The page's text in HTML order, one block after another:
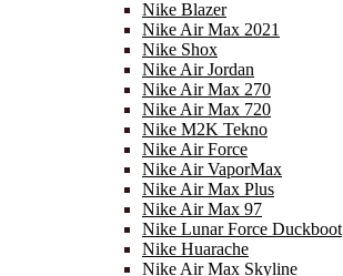
Nike Blazer
Nike Air Max 2021
Nike Shox
Nike Air Jordan
Nike Air Max 270
Nike Air Max 720
Nike M2K Tekno
Nike Air Force
Nike Air VaporMax
Nike Air Max Plus
Nike Air Max 97
Nike Lunar Force Duckboot
Nike Huarache
Nike Air Max Skyline